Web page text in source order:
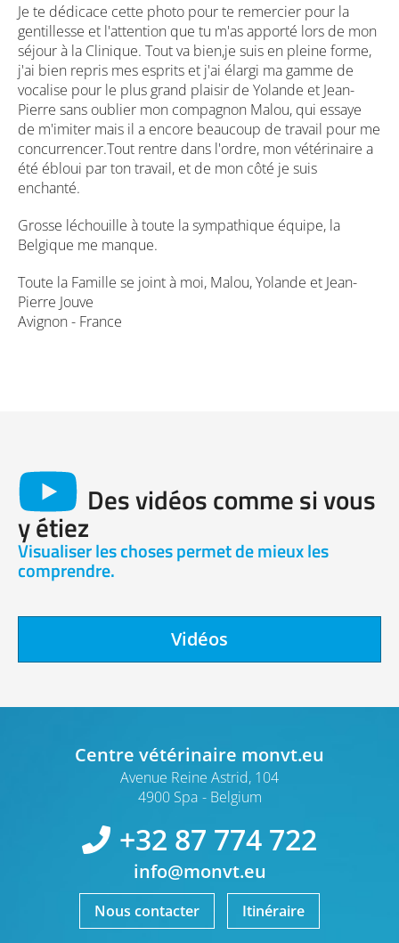
Je te dédicace cette photo pour te remercier pour la
gentillesse et l'attention que tu m'as apporté lors de mon
séjour à la Clinique. Tout va bien,je suis en pleine forme,
j'ai bien repris mes esprits et j'ai élargi ma gamme de
vocalise pour le plus grand plaisir de Yolande et Jean-
Pierre sans oublier mon compagnon Malou, qui essaye
de m'imiter mais il a encore beaucoup de travail pour me
concurrencer.Tout rentre dans l'ordre, mon vétérinaire a
été ébloui par ton travail, et de mon côté je suis
enchanté.
Grosse léchouille à toute la sympathique équipe, la
Belgique me manque.
Toute la Famille se joint à moi, Malou, Yolande et Jean-
Pierre Jouve
Avignon - France
Des vidéos comme si vous
y étiez
Visualiser les choses permet de mieux les
comprendre.
Vidéos
Centre vétérinaire monvt.eu
Avenue Reine Astrid, 104
4900 Spa
Belgium
+32 87 774 722
info@monvt.eu
Nous contacter Itinéraire